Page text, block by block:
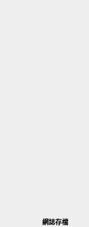
網誌存檔